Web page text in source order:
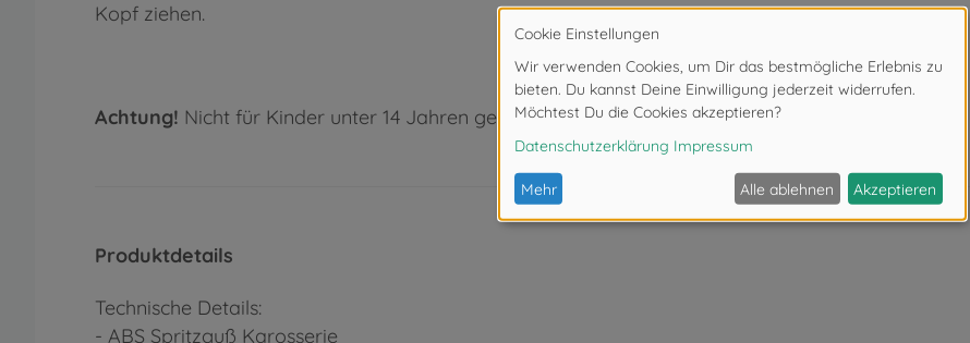
Kopf ziehen.
Achtung! Nicht für Kinder unter 14 Jahren geeignet.
Produktdetails
Technische Details:
- ABS Spritzguß Karosserie